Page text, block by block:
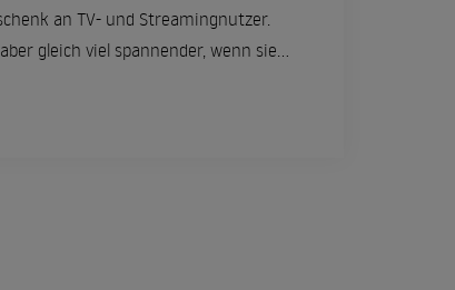
an TV- und Streamingnutzer.
gleich viel spannender, wenn sie